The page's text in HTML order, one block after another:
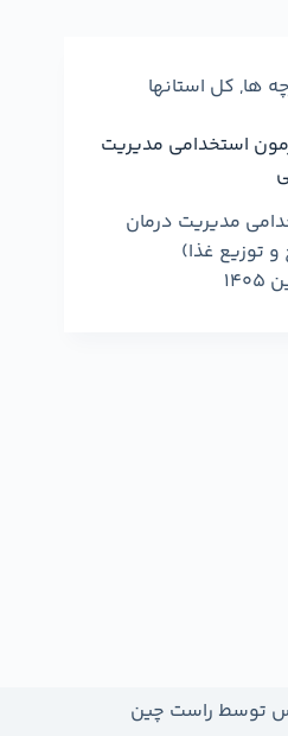
ها, کل استانها
استخدامی مدیریت
مدیریت درمان
توزیع غذا)
راست چین